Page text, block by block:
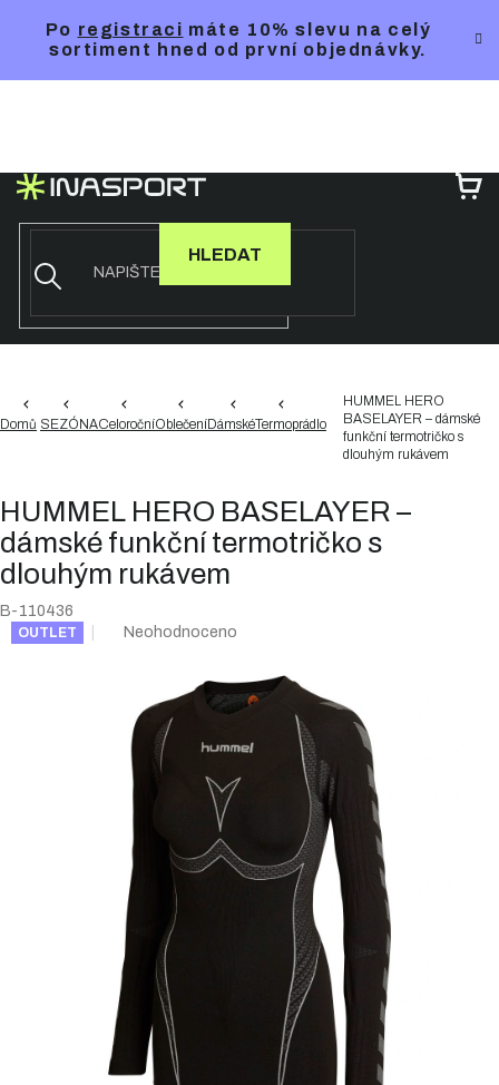
Po registraci máte 10% slevu na celý
sortiment hned od první objednávky.
HLEDAT
Domů SEZÓNACeloročníOblečeníDámskéTermoprádlo
HUMMEL HERO
BASELAYER – dámské
funkční termotričko s
dlouhým rukávem
HUMMEL HERO BASELAYER –
dámské funkční termotričko s
dlouhým rukávem
B-110436
OUTLET
Průměrné
0,0
5
hvězdiček.
Neohodnoceno